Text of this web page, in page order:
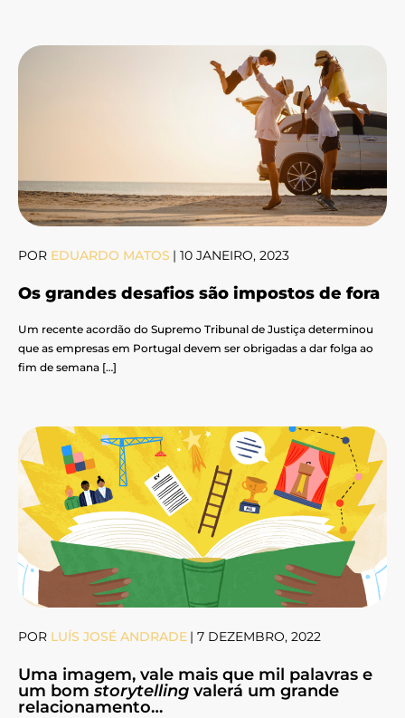
POR EDUARDO MATOS | 10 JANEIRO, 2023
Os grandes desafios são impostos de fora
Um recente acordão do Supremo Tribunal de Justiça determinou
que as empresas em Portugal devem ser obrigadas a dar folga ao
fim de semana […]
POR LUÍS JOSÉ ANDRADE | 7 DEZEMBRO, 2022
Uma imagem, vale mais que mil palavras e
um bom storytelling valerá um grande
relacionamento…